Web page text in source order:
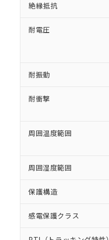
絶縁抵抗
耐電圧
耐振動
耐衝撃
周囲温度範囲
周囲湿度範囲
保護構造
感電保護クラス